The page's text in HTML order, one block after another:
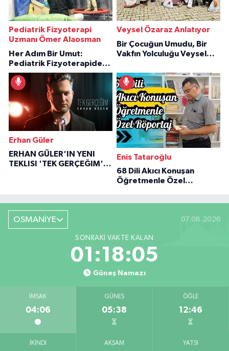
Pediatrik Fizyoterapi
Uzmanı Ömer Alaosman
Her Adım Bir Umut:
Pediatrik Fizyoterapiden
İlham Veren Hikâyeler
Veysel Özaraz Anlatıyor
Bir Çocuğun Umudu, Bir
Vakfın Yolculuğu Veysel
Erhan Güler
ERHAN GÜLER'IN YENI
TEKLISI 'TEK GERÇEĞIM'LE
Enis Tataroğlu
68 Dili Akıcı Konuşan
Öğretmenle Özel
OSMANİYE 07.08.2026
SONRAKI VAKTE KALAN
01:18:04
Güneş Namazı
İMSAK
04:06
GÜNEŞ
05:38
ÖĞLE
12:46
İKINDI AKŞAM YATSI